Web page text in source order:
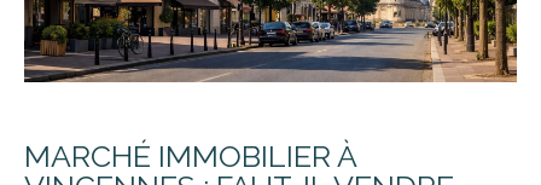
MARCHÉ IMMOBILIER À